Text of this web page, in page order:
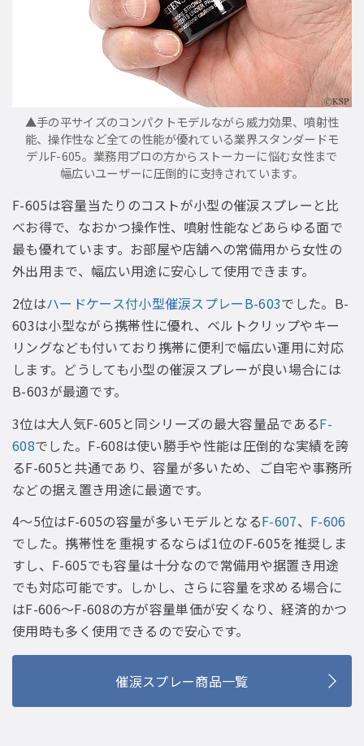
▲手の平サイズのコンパクトモデルながら威力効果、噴射性
能、操作性など全ての性能が優れている業界スタンダードモ
デルF-605。業務用プロの方からストーカーに悩む女性まで
幅広いユーザーに圧倒的に支持されています。
F-605は容量当たりのコストが小型の催涙スプレーと比
べお得で、なおかつ操作性、噴射性能などあらゆる面で
最も優れています。お部屋や店舗への常備用から女性の
外出用まで、幅広い用途に安心して使用できます。
2位はハードケース付小型催涙スプレーB-603でした。B-
603は小型ながら携帯性に優れ、ベルトクリップやキー
リングなども付いており携帯に便利で幅広い運用に対応
します。どうしても小型の催涙スプレーが良い場合には
B-603が最適です。
3位は大人気F-605と同シリーズの最大容量品であるF-
608でした。F-608は使い勝手や性能は圧倒的な実績を誇
るF-605と共通であり、容量が多いため、ご自宅や事務所
などの据え置き用途に最適です。
4〜5位はF-605の容量が多いモデルとなるF-607、 F-606
でした。携帯性を重視するならば1位のF-605を推奨しま
すし、F-605でも容量は十分なので常備用や据置き用途
でも対応可能です。しかし、さらに容量を求める場合に
はF-606〜F-608の方が容量単価が安くなり、経済的かつ
使用時も多く使用できるので安心です。
催涙スプレー商品一覧